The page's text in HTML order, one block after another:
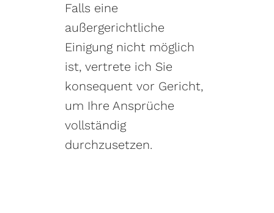
Falls eine
außergerichtliche
Einigung nicht möglich
ist, vertrete ich Sie
konsequent vor Gericht,
um Ihre Ansprüche
vollständig
durchzusetzen.